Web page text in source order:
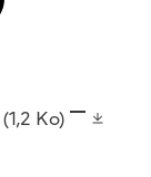
(1,2 Ko)